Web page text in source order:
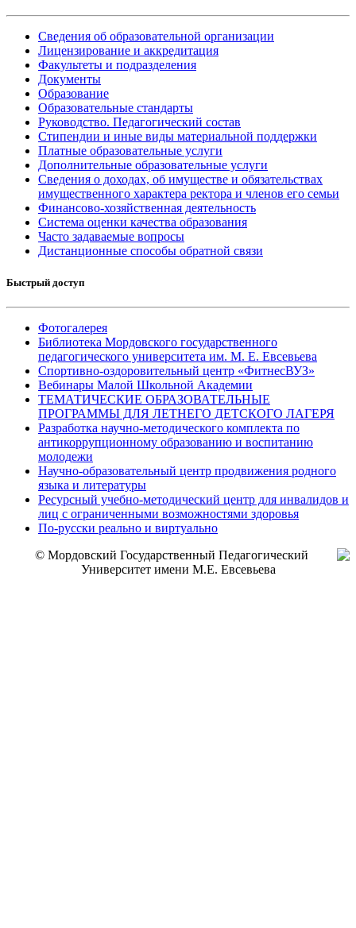
Сведения об образовательной организации
Лицензирование и аккредитация
Факультеты и подразделения
Документы
Образование
Образовательные стандарты
Руководство. Педагогический состав
Стипендии и иные виды материальной поддержки
Платные образовательные услуги
Дополнительные образовательные услуги
Сведения о доходах, об имуществе и обязательствах
имущественного характера ректора и членов его семьи
Финансово-хозяйственная деятельность
Система оценки качества образования
Часто задаваемые вопросы
Дистанционные способы обратной связи
Быстрый доступ
Фотогалерея
Библиотека Мордовского государственного
педагогического университета им. М. Е. Евсевьева
Спортивно-оздоровительный центр «ФитнесВУЗ»
Вебинары Малой Школьной Академии
ТЕМАТИЧЕСКИЕ ОБРАЗОВАТЕЛЬНЫЕ
ПРОГРАММЫ ДЛЯ ЛЕТНЕГО ДЕТСКОГО ЛАГЕРЯ
Разработка научно-методического комплекта по
антикоррупционному образованию и воспитанию
молодежи
Научно-образовательный центр продвижения родного
языка и литературы
Ресурсный учебно-методический центр для инвалидов и
лиц с ограниченными возможностями здоровья
По-русски реально и виртуально
© Мордовский Государственный Педагогический
Университет имени М.Е. Евсевьева